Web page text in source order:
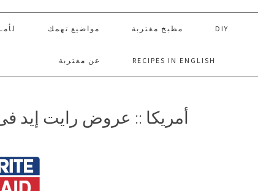
مواضيع تهمك مطبخ مغتربة DIY
عن مغتربة RECIPES IN ENGLISH
أمريكا :: عروض رايت إيد فى الفترة